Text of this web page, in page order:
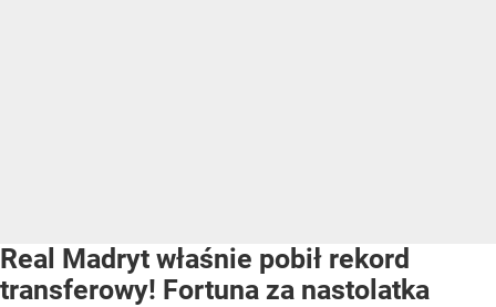
Real Madryt właśnie pobił rekord
transferowy! Fortuna za nastolatka